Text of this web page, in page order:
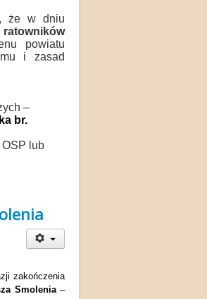
że w dniu
powiatu
i zasad
–
br.
lub
zakończenia
Smolenia–